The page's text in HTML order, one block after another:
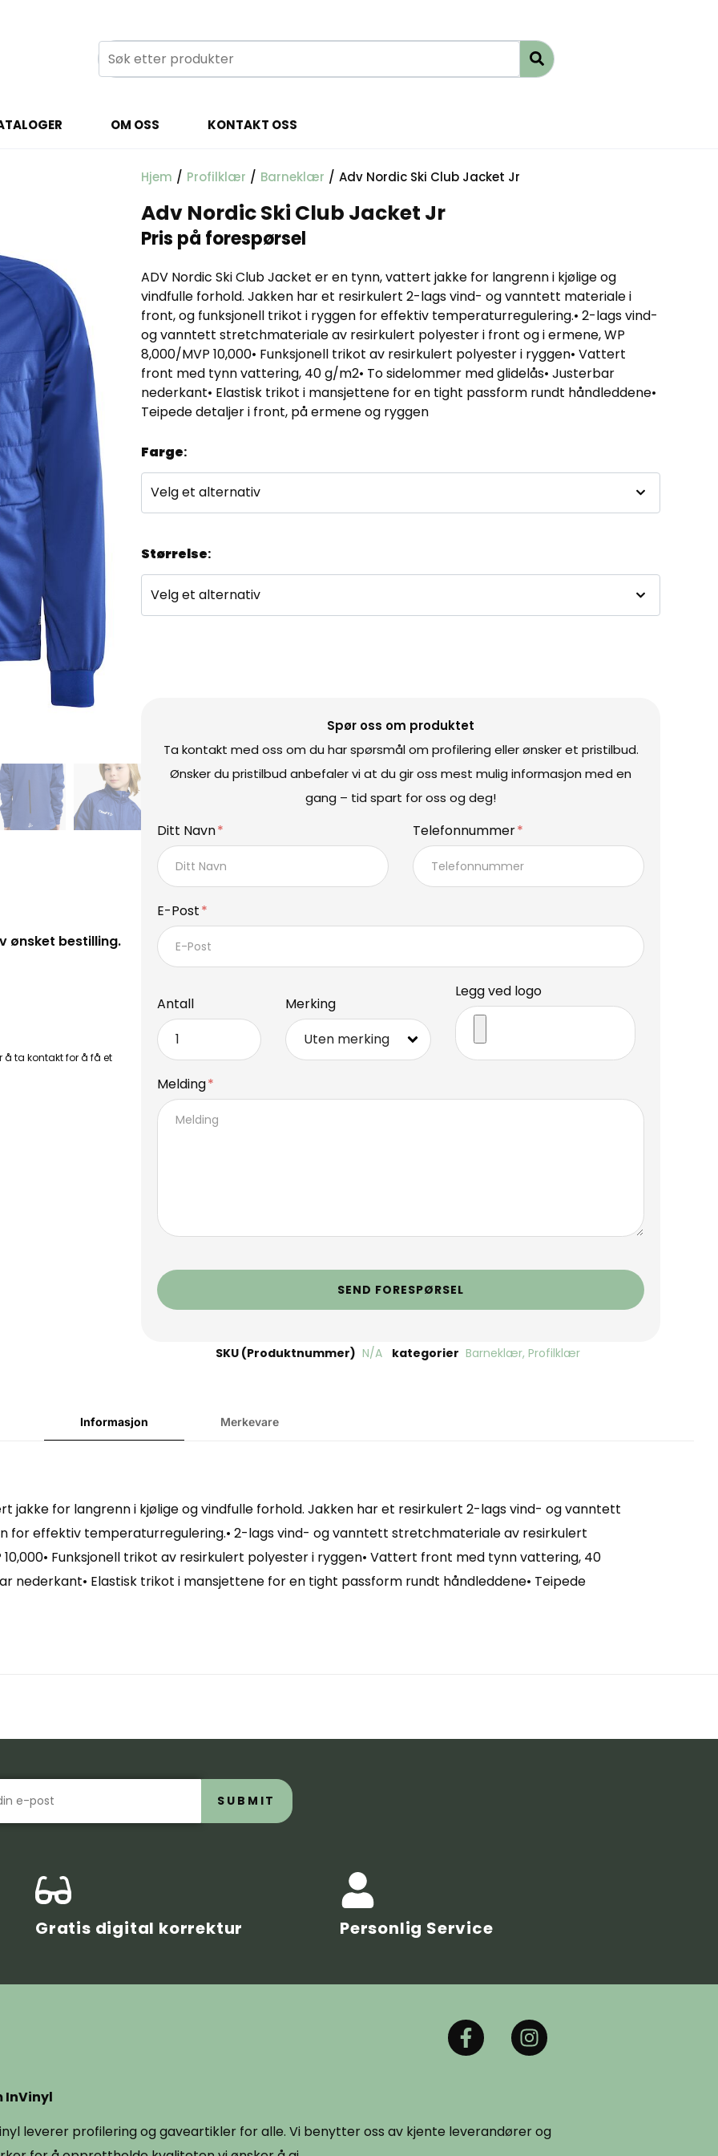
OM OSS KONTAKT OSS
ønsket bestilling.
å ta kontakt for å få et
Hjem / Profilklær / Barneklær / Adv Nordic Ski Club Jacket Jr
Adv Nordic Ski Club Jacket Jr
Pris på forespørsel
ADV Nordic Ski Club Jacket er en tynn, vattert jakke for langrenn i kjølige og
vindfulle forhold. Jakken har et resirkulert 2-lags vind- og vanntett materiale i
front, og funksjonell trikot i ryggen for effektiv temperaturregulering.• 2-lags vind-
og vanntett stretchmateriale av resirkulert polyester i front og i ermene, WP
8,000/MVP 10,000• Funksjonell trikot av resirkulert polyester i ryggen• Vattert
front med tynn vattering, 40 g/m2• To sidelommer med glidelås• Justerbar
nederkant• Elastisk trikot i mansjettene for en tight passform rundt håndleddene•
Teipede detaljer i front, på ermene og ryggen
Farge:
Størrelse:
Spør oss om produktet
Ta kontakt med oss om du har spørsmål om profilering eller ønsker et pristilbud.
Ønsker du pristilbud anbefaler vi at du gir oss mest mulig informasjon med en
gang – tid spart for oss og deg!
Ditt Navn Telefonnummer
E-Post
Antall Merking
Legg ved logo
Melding
SEND FORESPØRSEL
SKU (Produktnummer) N/A kategorier Barneklær, Profilklær
Informasjon Merkevare
jakke for langrenn i kjølige og vindfulle forhold. Jakken har et resirkulert 2-lags vind- og vanntett
for effektiv temperaturregulering.• 2-lags vind- og vanntett stretchmateriale av resirkulert
Funksjonell trikot av resirkulert polyester i ryggen• Vattert front med tynn vattering, 40
nederkant• Elastisk trikot i mansjettene for en tight passform rundt håndleddene• Teipede
SUBMIT
Gratis digital korrektur Personlig Service
InVinyl
leverer profilering og gaveartikler for alle. Vi benytter oss av kjente leverandører og